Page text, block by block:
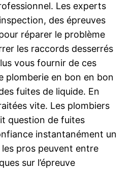
Les experts
des épreuves
réparer le problème
les raccords desserrés
vous fournir de ces
plomberie en bon en bon
fuites de liquide. En
vite. Les plombiers
question de fuites
instantanément un
les pros peuvent entre
sur l’épreuve